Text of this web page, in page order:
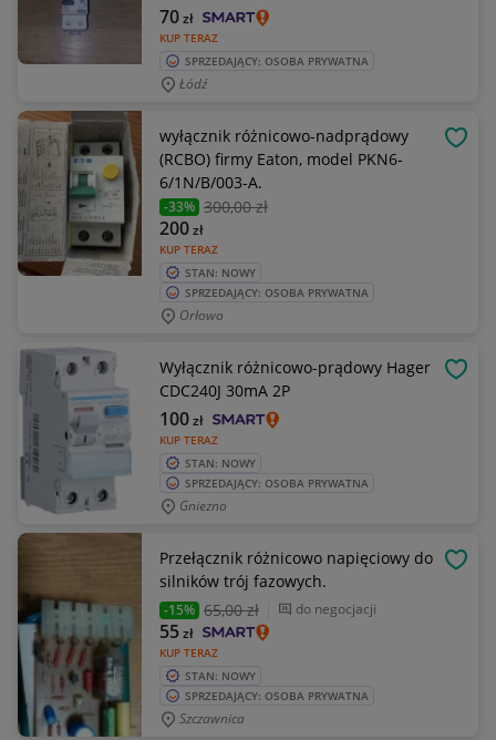
KUP TERAZ
70zł
SPRZEDAJĄCY: OSOBA PRYWATNA
Łódź
wyłącznik różnicowo-nadprądowy
(RCBO) firmy Eaton, model PKN6-
6/1N/B/003-A.
-33% 300,00 zł
KUP TERAZ
200zł
STAN: NOWY
SPRZEDAJĄCY: OSOBA PRYWATNA
Orłowo
Wyłącznik różnicowo-prądowy Hager
CDC240J 30mA 2P
KUP TERAZ
100zł
STAN: NOWY
SPRZEDAJĄCY: OSOBA PRYWATNA
Gniezno
Przełącznik różnicowo napięciowy do
silników trój fazowych.
-15% 65,00 zł do negocjacji
KUP TERAZ
55zł
STAN: NOWY
SPRZEDAJĄCY: OSOBA PRYWATNA
Szczawnica